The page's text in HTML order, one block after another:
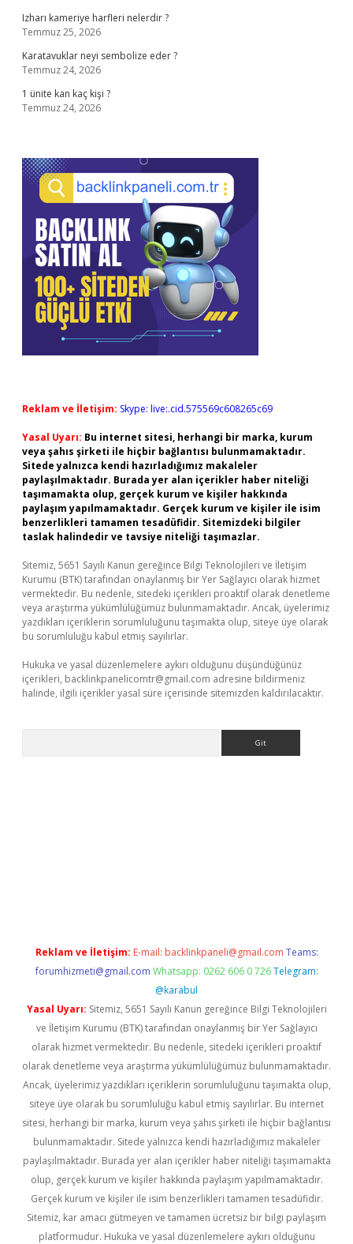
Izharı kameriye harfleri nelerdir ?
Temmuz 25, 2026
Karatavuklar neyi sembolize eder ?
Temmuz 24, 2026
1 ünite kan kaç kişi ?
Temmuz 24, 2026
Reklam ve İletişim: Skype: live:.cid.575569c608265c69
Yasal Uyarı: Bu internet sitesi, herhangi bir marka, kurum
veya şahıs şirketi ile hiçbir bağlantısı bulunmamaktadır.
Sitede yalnızca kendi hazırladığımız makaleler
paylaşılmaktadır. Burada yer alan içerikler haber niteliği
taşımamakta olup, gerçek kurum ve kişiler hakkında
paylaşım yapılmamaktadır. Gerçek kurum ve kişiler ile isim
benzerlikleri tamamen tesadüfidir. Sitemizdeki bilgiler
taslak halindedir ve tavsiye niteliği taşımazlar.
Sitemiz, 5651 Sayılı Kanun gereğince Bilgi Teknolojileri ve İletişim
Kurumu (BTK) tarafından onaylanmış bir Yer Sağlayıcı olarak hizmet
vermektedir. Bu nedenle, sitedeki içerikleri proaktif olarak denetleme
veya araştırma yükümlülüğümüz bulunmamaktadır. Ancak, üyelerimiz
yazdıkları içeriklerin sorumluluğunu taşımakta olup, siteye üye olarak
bu sorumluluğu kabul etmiş sayılırlar.
Hukuka ve yasal düzenlemelere aykırı olduğunu düşündüğünüz
içerikleri, backlinkpanelicomtr@gmail.com adresine bildirmeniz
halinde, ilgili içerikler yasal süre içerisinde sitemizden kaldırılacaktır.
Reklam ve İletişim: E-mail: backlinkpaneli@gmail.com Teams:
forumhizmeti@gmail.com Whatsapp: 0262 606 0 726 Telegram:
@karabul
Yasal Uyarı: Sitemiz, 5651 Sayılı Kanun gereğince Bilgi Teknolojileri
ve İletişim Kurumu (BTK) tarafından onaylanmış bir Yer Sağlayıcı
olarak hizmet vermektedir. Bu nedenle, sitedeki içerikleri proaktif
olarak denetleme veya araştırma yükümlülüğümüz bulunmamaktadır.
Ancak, üyelerimiz yazdıkları içeriklerin sorumluluğunu taşımakta olup,
siteye üye olarak bu sorumluluğu kabul etmiş sayılırlar. Bu internet
sitesi, herhangi bir marka, kurum veya şahıs şirketi ile hiçbir bağlantısı
bulunmamaktadır. Sitede yalnızca kendi hazırladığımız makaleler
paylaşılmaktadır. Burada yer alan içerikler haber niteliği taşımamakta
olup, gerçek kurum ve kişiler hakkında paylaşım yapılmamaktadır.
Gerçek kurum ve kişiler ile isim benzerlikleri tamamen tesadüfidir.
Sitemiz, kar amacı gütmeyen ve tamamen ücretsiz bir bilgi paylaşım
platformudur. Hukuka ve yasal düzenlemelere aykırı olduğunu